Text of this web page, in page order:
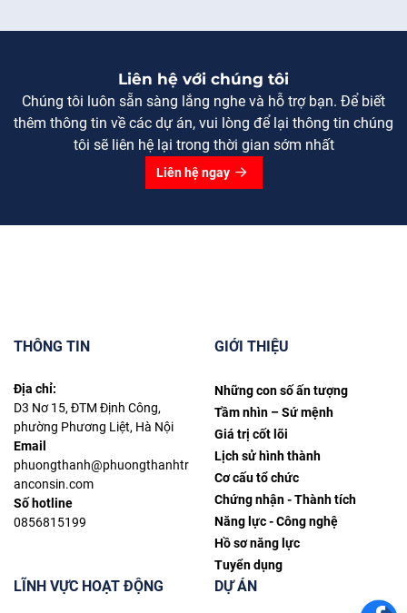
Liên hệ với chúng tôi
Chúng tôi luôn sẵn sàng lắng nghe và hỗ trợ bạn. Để biết
thêm thông tin về các dự án, vui lòng để lại thông tin chúng
tôi sẽ liên hệ lại trong thời gian sớm nhất
Liên hệ ngay
THÔNG TIN
Địa chỉ:
D3 Nơ 15, ĐTM Định Công,
phường Phương Liệt, Hà Nội
Email
phuongthanh@phuongthanhtr
anconsin.com
Số hotline
0856815199
GIỚI THIỆU
Những con số ấn tượng
Tầm nhìn – Sứ mệnh
Giá trị cốt lõi
Lịch sử hình thành
Cơ cấu tổ chức
Chứng nhận - Thành tích
Năng lực - Công nghệ
Hồ sơ năng lực
Tuyển dụng
LĨNH VỰC HOẠT ĐỘNG DỰ ÁN